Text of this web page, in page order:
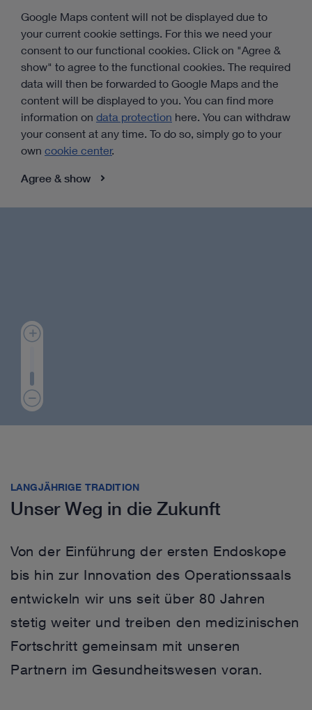
Google Maps content will not be displayed due to
your current cookie settings. For this we need your
consent to our functional cookies. Click on "Agree &
show" to agree to the functional cookies. The required
data will then be forwarded to Google Maps and the
content will be displayed to you. You can find more
information on data protection here. You can withdraw
your consent at any time. To do so, simply go to your
own cookie center.
Agree & show
LANGJÄHRIGE TRADITION
Unser Weg in die Zukunft
Von der Einführung der ersten Endoskope
bis hin zur Innovation des Operationssaals
entwickeln wir uns seit über 80 Jahren
stetig weiter und treiben den medizinischen
Fortschritt gemeinsam mit unseren
Partnern im Gesundheitswesen voran.